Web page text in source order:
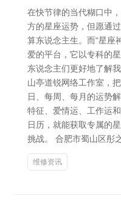
在快节律的当代糊口中
方的星座运势，但愿通
算东说念主生。而“星座
爱的平台，它以专科的
东说念主们更好地了解
山亭道锐网络工作室，
日、每周、每月的运势
特征、爱情运、工作运
日历，就能获取专属的
挑战。 合肥市蜀山区彤
维修资讯